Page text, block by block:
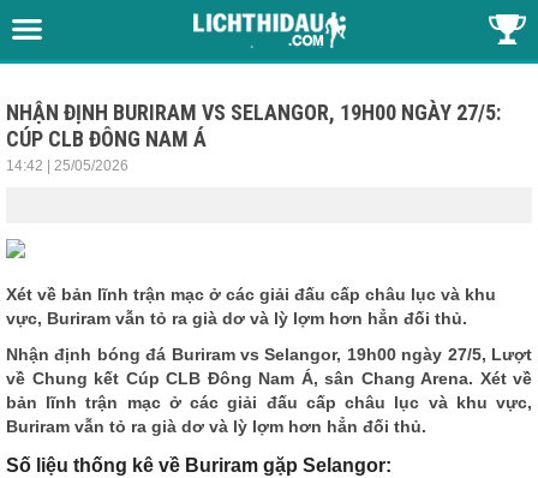
NHẬN ĐỊNH BURIRAM VS SELANGOR, 19H00 NGÀY 27/5:
CÚP CLB ĐÔNG NAM Á
14:42 | 25/05/2026
Xét về bản lĩnh trận mạc ở các giải đấu cấp châu lục và khu
vực, Buriram vẫn tỏ ra già dơ và lỳ lợm hơn hẳn đối thủ.
Nhận định bóng đá Buriram vs Selangor, 19h00 ngày 27/5, Lượt
về Chung kết Cúp CLB Đông Nam Á, sân Chang Arena. Xét về
bản lĩnh trận mạc ở các giải đấu cấp châu lục và khu vực,
Buriram vẫn tỏ ra già dơ và lỳ lợm hơn hẳn đối thủ.
Số liệu thống kê về Buriram gặp Selangor: